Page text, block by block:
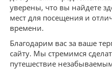
уверены, что вы найдете
мест для посещения и
времени.
Благодарим вас за ваше
сайту. Мы стремимся
путешествие